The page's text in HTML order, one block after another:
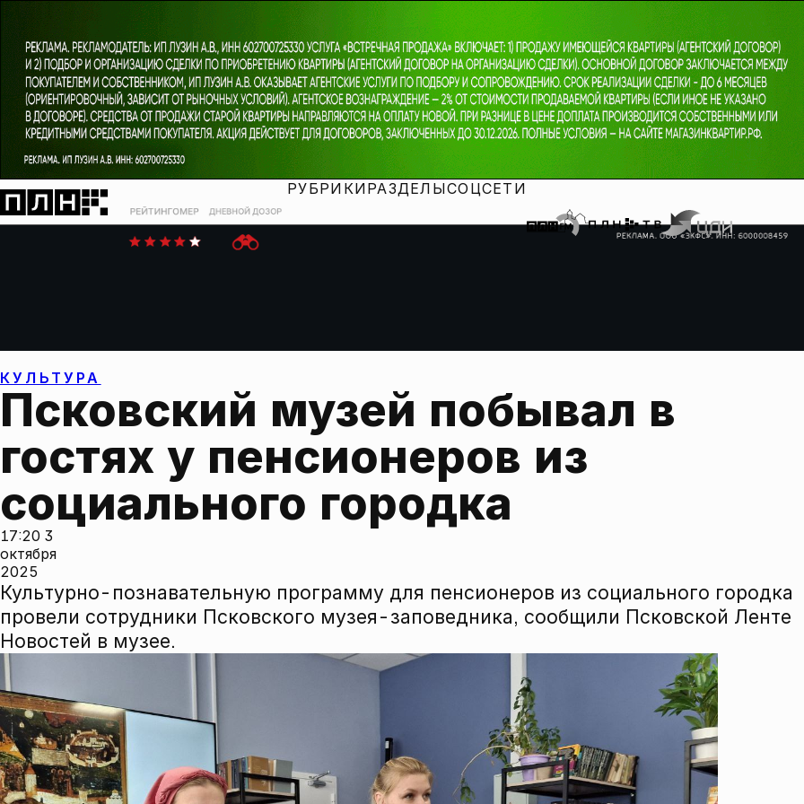
РУБРИКИРАЗДЕЛЫСОЦСЕТИ
КУЛЬТУРА
Псковский музей побывал в
гостях у пенсионеров из
социального городка
17:20 3
октября
2025
Культурно-познавательную программу для пенсионеров из социального городка
провели сотрудники Псковского музея-заповедника, сообщили Псковской Ленте
Новостей в музее.